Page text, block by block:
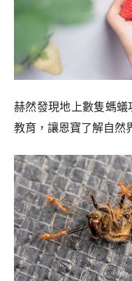
赫然發現地上數隻螞
教育，讓恩寶了解自然